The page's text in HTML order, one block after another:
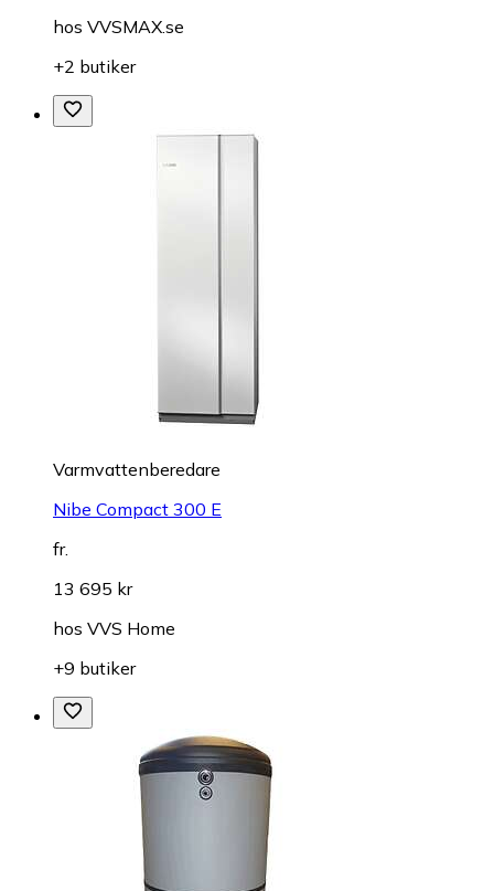
hos VVSMAX.se
+2 butiker
Varmvattenberedare
Nibe Compact 300 E
fr.
13 695 kr
hos VVS Home
+9 butiker